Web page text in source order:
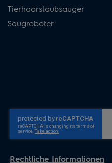
Tierhaarstaubsauger
Saugroboter
Rechtliche Informationen